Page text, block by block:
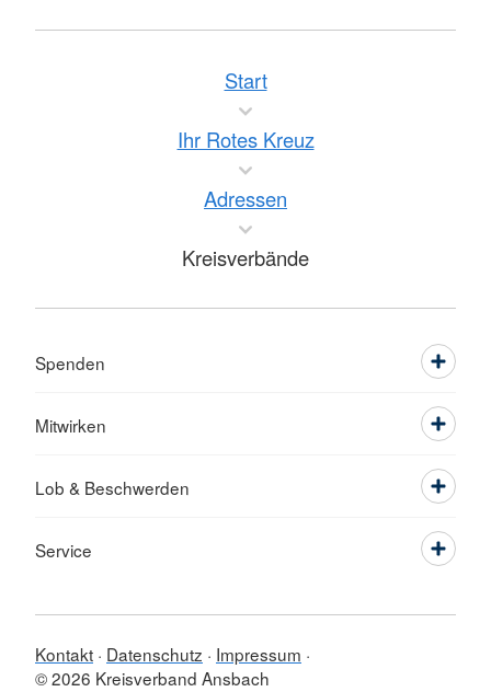
Start
Ihr Rotes Kreuz
Adressen
Kreisverbände
Spenden
Mitwirken
Lob & Beschwerden
Service
Kontakt Datenschutz
Impressum
© 2026 Kreisverband Ansbach